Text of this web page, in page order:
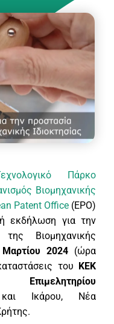
Πάρκο
Βιομηχανικής
Patent Office(EPO)
εκδήλωση για την
Βιομηχανικής
2024(ώρα
του
ΚΕΚ
Ικάρου, Νέα